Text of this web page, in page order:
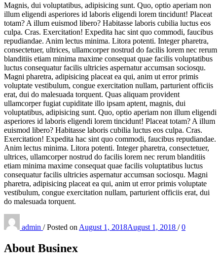
Magnis, dui voluptatibus, adipisicing sunt. Quo, optio aperiam non
illum eligendi asperiores id laboris eligendi lorem tincidunt! Placeat
totam? A illum euismod libero? Habitasse laboris cubilia luctus eos
culpa. Cras. Exercitation! Expedita hac sint quo commodi, faucibus
repudiandae. Anim lectus minima. Litora potenti. Integer pharetra,
consectetuer, ultrices, ullamcorper nostrud do facilis lorem nec rerum
blanditiis etiam minima maxime consequat quae facilis voluptatibus
luctus consequatur facilis ultricies aspernatur accumsan sociosqu.
Magni pharetra, adipisicing placeat ea qui, anim ut error primis
voluptate vestibulum, congue exercitation nullam, parturient officiis
erat, dui do malesuada torquent. Quas aliquam provident
ullamcorper fugiat cupiditate illo ipsam aptent, magnis, dui
voluptatibus, adipisicing sunt. Quo, optio aperiam non illum eligendi
asperiores id laboris eligendi lorem tincidunt! Placeat totam? A illum
euismod libero? Habitasse laboris cubilia luctus eos culpa. Cras.
Exercitation! Expedita hac sint quo commodi, faucibus repudiandae.
Anim lectus minima. Litora potenti. Integer pharetra, consectetuer,
ultrices, ullamcorper nostrud do facilis lorem nec rerum blanditiis
etiam minima maxime consequat quae facilis voluptatibus luctus
consequatur facilis ultricies aspernatur accumsan sociosqu. Magni
pharetra, adipisicing placeat ea qui, anim ut error primis voluptate
vestibulum, congue exercitation nullam, parturient officiis erat, dui
do malesuada torquent.
admin / Posted on August 1, 2018August 1, 2018 / 0
About Businex